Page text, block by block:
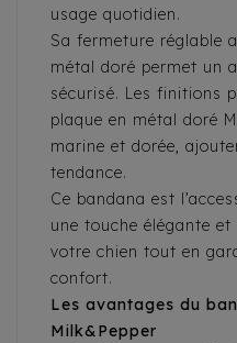
usage quotidien.
Sa fermeture réglable
métal doré permet un
sécurisé. Les finitions
plaque en métal doré
marine et dorée,
tendance.
Ce bandana est
une touche élégante
votre chien tout en
confort.
Les avantages du
Milk&Pepper